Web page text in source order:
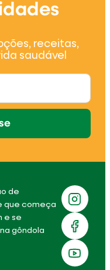
receitas,
saudável
de
que começa
e se
gôndola